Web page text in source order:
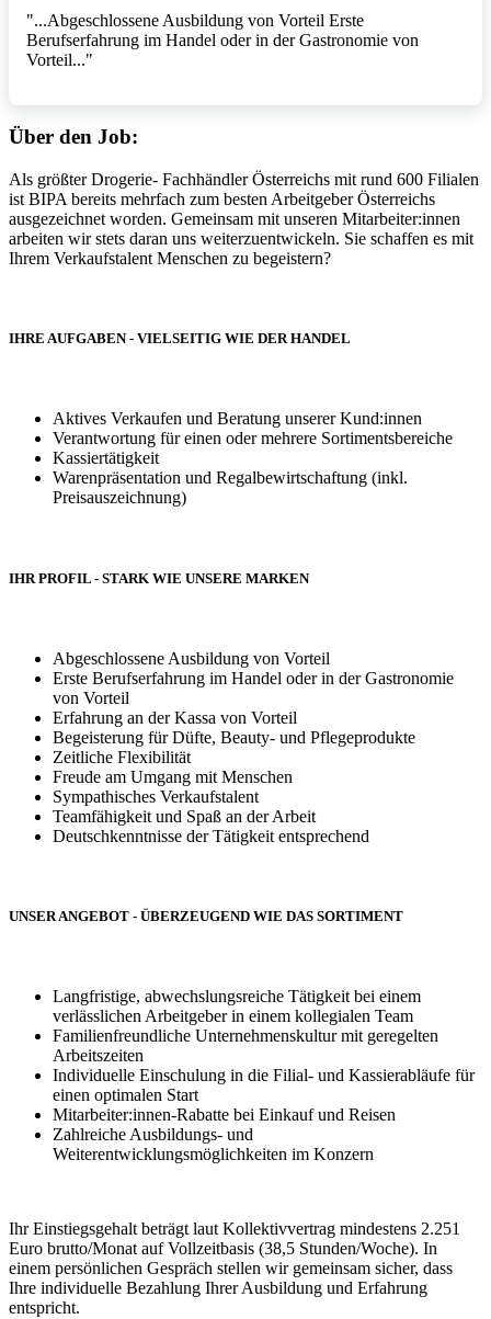
"...Abgeschlossene Ausbildung von Vorteil Erste
Berufserfahrung im Handel oder in der Gastronomie von
Vorteil..."
Über den Job:
Als größter Drogerie- Fachhändler Österreichs mit rund 600 Filialen
ist BIPA bereits mehrfach zum besten Arbeitgeber Österreichs
ausgezeichnet worden. Gemeinsam mit unseren Mitarbeiter:innen
arbeiten wir stets daran uns weiterzuentwickeln. Sie schaffen es mit
Ihrem Verkaufstalent Menschen zu begeistern?
IHRE AUFGABEN - VIELSEITIG WIE DER HANDEL
Aktives Verkaufen und Beratung unserer Kund:innen
Verantwortung für einen oder mehrere Sortimentsbereiche
Kassiertätigkeit
Warenpräsentation und Regalbewirtschaftung (inkl.
Preisauszeichnung)
IHR PROFIL - STARK WIE UNSERE MARKEN
Abgeschlossene Ausbildung von Vorteil
Erste Berufserfahrung im Handel oder in der Gastronomie
von Vorteil
Erfahrung an der Kassa von Vorteil
Begeisterung für Düfte, Beauty- und Pflegeprodukte
Zeitliche Flexibilität
Freude am Umgang mit Menschen
Sympathisches Verkaufstalent
Teamfähigkeit und Spaß an der Arbeit
Deutschkenntnisse der Tätigkeit entsprechend
UNSER ANGEBOT - ÜBERZEUGEND WIE DAS SORTIMENT
Langfristige, abwechslungsreiche Tätigkeit bei einem
verlässlichen Arbeitgeber in einem kollegialen Team
Familienfreundliche Unternehmenskultur mit geregelten
Arbeitszeiten
Individuelle Einschulung in die Filial- und Kassierabläufe für
einen optimalen Start
Mitarbeiter:innen-Rabatte bei Einkauf und Reisen
Zahlreiche Ausbildungs- und
Weiterentwicklungsmöglichkeiten im Konzern
Ihr Einstiegsgehalt beträgt laut Kollektivvertrag mindestens 2.251
Euro brutto/Monat auf Vollzeitbasis (38,5 Stunden/Woche). In
einem persönlichen Gespräch stellen wir gemeinsam sicher, dass
Ihre individuelle Bezahlung Ihrer Ausbildung und Erfahrung
entspricht.